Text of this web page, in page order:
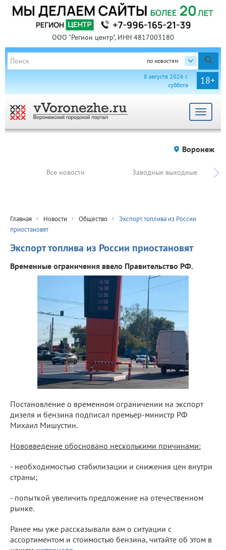
ООО "Регион центр", ИНН 4817003180
по новостям
18+
8 августа 2026 г.
суббота
Toggle
Воронеж
Все новости Заводные выходные
Главная Новости Общество
Экспорт топлива из России
приостановят
Экспорт топлива из России приостановят
Временные ограничения ввело Правительство РФ.
Постановление о временном ограничении на экспорт
дизеля и бензина подписал премьер-министр РФ
Михаил Мишустин.
Нововведение обосновано несколькими причинами:
- необходимостью стабилизации и снижения цен внутри
страны;
- попыткой увеличить предложение на отечественном
рынке.
Ранее мы уже рассказывали вам о ситуации с
ассортиментом и стоимостью бензина, читайте об этом в